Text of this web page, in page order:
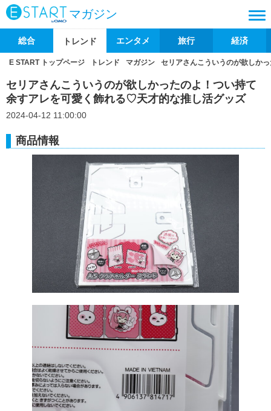
マガジン
総合 トレンド エンタメ 旅行 経済
E START トップページ トレンド マガジン セリアさんこういうのが欲しか
セリアさんこういうのが欲しかったのよ！つい持て
余すアレを可愛く飾れる♡天才的な推し活グッズ
2024-04-12 11:00:00
商品情報